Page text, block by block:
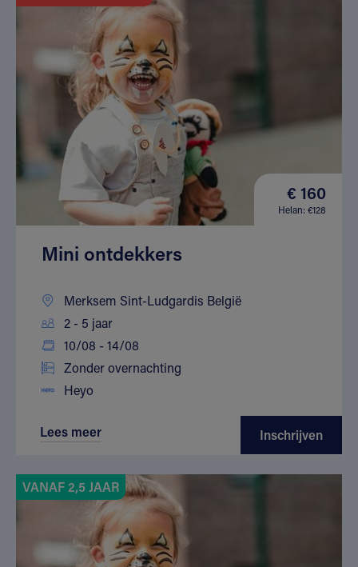
€ 160
Helan: €128
Mini ontdekkers
Merksem Sint-Ludgardis België
2 - 5 jaar
10/08 - 14/08
Zonder overnachting
Heyo
Lees meer Inschrijven
VANAF 2,5 JAAR